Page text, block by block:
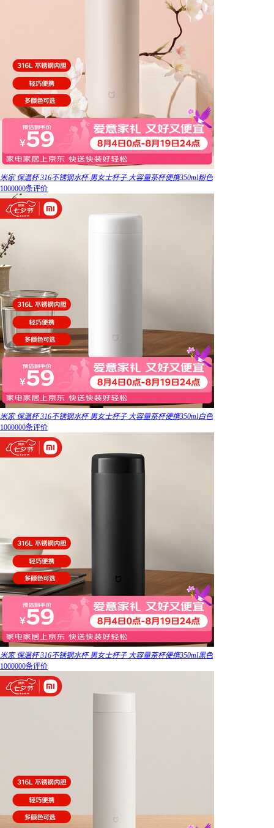
米家 保温杯 316不锈钢水杯 男女士杯子 大容量茶杯便携350ml粉色
1000000条评价
米家 保温杯 316不锈钢水杯 男女士杯子 大容量茶杯便携350ml白色
1000000条评价
米家 保温杯 316不锈钢水杯 男女士杯子 大容量茶杯便携350ml黑色
1000000条评价